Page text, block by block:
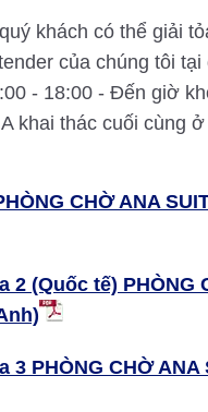
khách có thể giải
của chúng tôi tại
- 18:00 - Đến giờ
khai thác cuối cùng
CHỜ ANA
2 (Quốc tế) PHÒNG
3 PHÒNG CHỜ ANA